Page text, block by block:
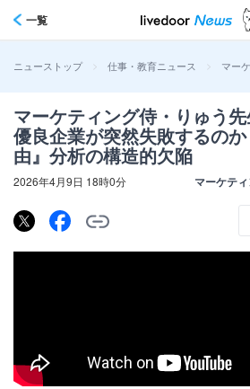
一覧
ニューストップ > 仕事・教育ニュース > マー
マーケティング侍・りゅう
優良企業が突然失敗するの
由』分析の構造的欠陥
2026年4月9日 18時0分 マーケテ